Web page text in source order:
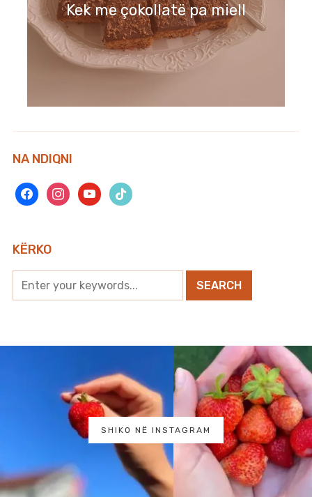
Kek me çokollatë pa miell
NA NDIQNI
facebookinstagramyoutubetiktok
KËRKO
SHIKO NË INSTAGRAM